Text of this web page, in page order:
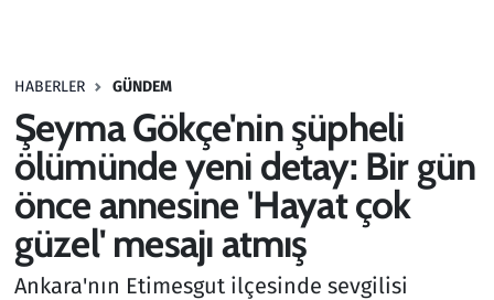
HABERLER GÜNDEM
Şeyma Gökçe'nin şüpheli
ölümünde yeni detay: Bir gün
önce annesine 'Hayat çok
güzel' mesajı atmış
Ankara'nın Etimesgut ilçesinde sevgilisi
Haber
Kültür Sanat
Kurumsal Haberler
Lezzet Durağı